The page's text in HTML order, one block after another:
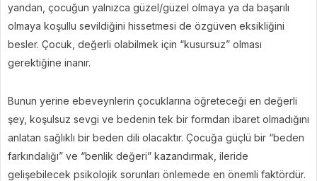
yandan, çocuğun yalnızca güzel/güzel olmaya ya da başarılı
olmaya koşullu sevildiğini hissetmesi de özgüven eksikliğini
besler. Çocuk, değerli olabilmek için “kusursuz” olması
gerektiğine inanır.
Bunun yerine ebeveynlerin çocuklarına öğreteceği en değerli
şey, koşulsuz sevgi ve bedenin tek bir formdan ibaret olmadığını
anlatan sağlıklı bir beden dili olacaktır. Çocuğa güçlü bir “beden
farkındalığı” ve “benlik değeri” kazandırmak, ileride
gelişebilecek psikolojik sorunları önlemede en önemli faktördür.